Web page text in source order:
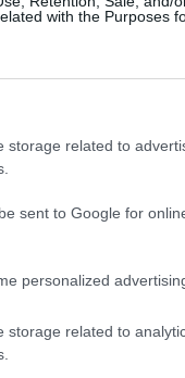
with the Purposes
storage related to
sent to Google for
personalized
storage related to